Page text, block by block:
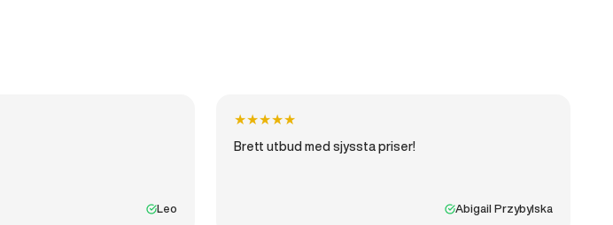
Leo
★★★★★
Brett utbud med sjyssta priser!
Abigail Przybylska